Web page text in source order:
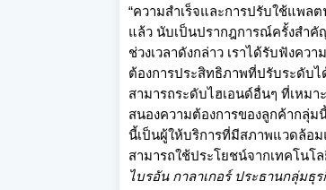
“ความสำเร็จและการปรับใช้แพลต
แล้ว นับเป็นปรากฎการณ์ครั้งสำคั
ช่วงเวลาดังกล่าว เราได้รับฟังคว
ต้องการประสิทธิภาพที่ปรับระดับไ
สามารถระดับไฮเอนด์อื่นๆ ที่เหม
สนองความต้องการของลูกค้ากลุ่ม
นี้เป็นผู้ให้บริการที่มีสภาพแวดล้อม
สามารถใช้ประโยชน์จากเทคโนโล
ไบรอัน กาลาเกอร์ ประธานกลุ่มธุ